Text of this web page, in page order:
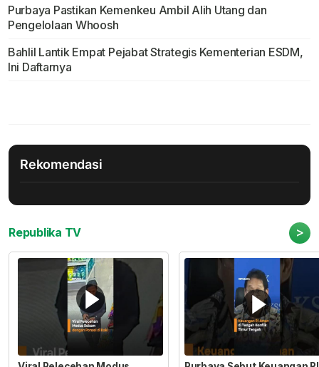
Purbaya Pastikan Kemenkeu Ambil Alih Utang dan
Pengelolaan Whoosh
Bahlil Lantik Empat Pejabat Strategis Kementerian ESDM,
Ini Daftarnya
Rekomendasi
Republika TV >